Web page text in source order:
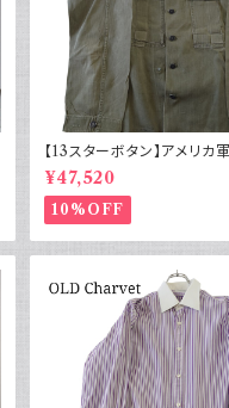
【13スターボタン】アメリ
HBT ジャケット パッチ 軍
¥47,520
10%OFF